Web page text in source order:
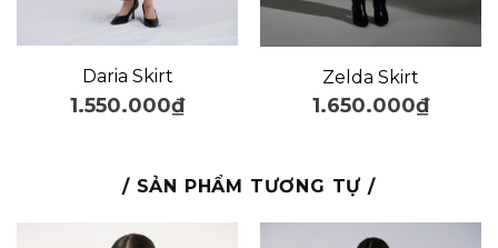
Daria Skirt
1.550.000₫
Zelda Skirt
1.650.000₫
/ SẢN PHẨM TƯƠNG TỰ /